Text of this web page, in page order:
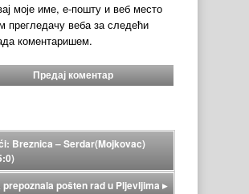
моје име, е-пошту и веб место
прегледачу веба за следећи
коментаришем.
Breznica – Serdar(Mojkovac)
prepoznala pošten rad u Pljevljima ▸